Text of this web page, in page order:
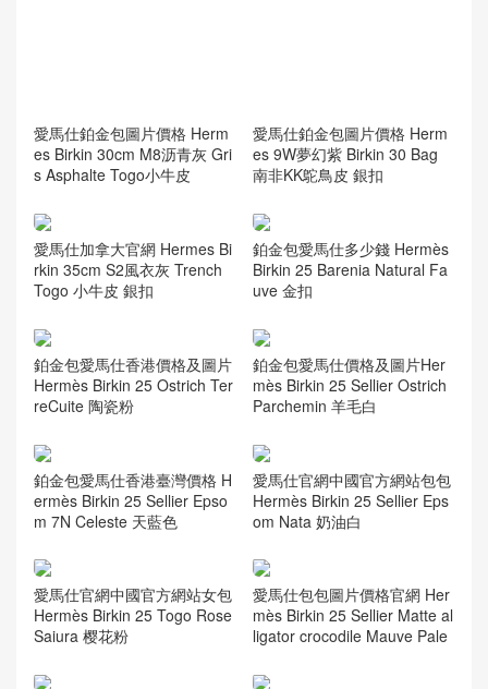
愛馬仕鉑金包圖片價格 Herm
es Birkin 30cm M8沥青灰 Gri
s Asphalte Togo小牛皮
愛馬仕鉑金包圖片價格 Herm
es 9W夢幻紫 Birkin 30 Bag
南非KK鴕鳥皮 銀扣
愛馬仕加拿大官網 Hermes Bi
rkin 35cm S2風衣灰 Trench
Togo 小牛皮 銀扣
鉑金包愛馬仕多少錢 Hermès
Birkin 25 Barenia Natural Fa
uve 金扣
鉑金包愛馬仕香港價格及圖片
Hermès Birkin 25 Ostrich Ter
reCuite 陶瓷粉
鉑金包愛馬仕價格及圖片Her
mès Birkin 25 Sellier Ostrich
Parchemin 羊毛白
鉑金包愛馬仕香港臺灣價格 H
ermès Birkin 25 Sellier Epso
m 7N Celeste 天藍色
愛馬仕官網中國官方網站包包
Hermès Birkin 25 Sellier Eps
om Nata 奶油白
愛馬仕官網中國官方網站女包
Hermès Birkin 25 Togo Rose
Saiura 樱花粉
愛馬仕包包圖片價格官網 Her
mès Birkin 25 Sellier Matte al
ligator crocodile Mauve Pale